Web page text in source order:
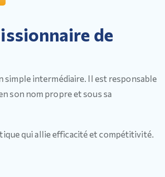
de
simple intermédiaire. Il est responsable
son nom propre et sous sa
qui allie efficacité et compétitivité.